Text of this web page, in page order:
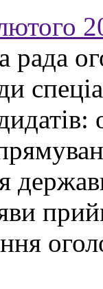
рада